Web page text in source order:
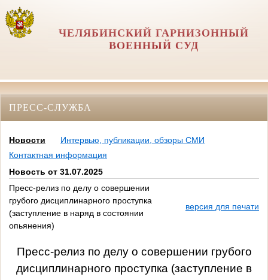
ЧЕЛЯБИНСКИЙ ГАРНИЗОННЫЙ
ВОЕННЫЙ СУД
ПРЕСС-СЛУЖБА
Новости
Интервью, публикации, обзоры СМИ
Контактная информация
Новость от 31.07.2025
Пресс-релиз по делу о совершении
грубого дисциплинарного проступка
(заступление в наряд в состоянии
опьянения)
версия для печати
Пресс-релиз по делу о совершении грубого
дисциплинарного проступка (заступление в